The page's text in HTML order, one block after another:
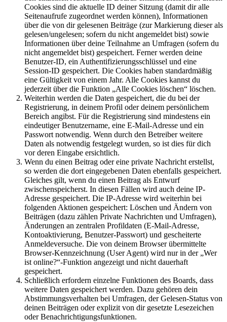
Cookies sind die aktuelle ID deiner Sitzung (damit dir alle
Seitenaufrufe zugeordnet werden können), Informationen
über die von dir gelesenen Beiträge (zur Markierung dieser als
gelesen/ungelesen; sofern du nicht angemeldet bist) sowie
Informationen über deine Teilnahme an Umfragen (sofern du
nicht angemeldet bist) gespeichert. Ferner werden deine
Benutzer-ID, ein Authentifizierungsschlüssel und eine
Session-ID gespeichert. Die Cookies haben standardmäßig
eine Gültigkeit von einem Jahr. Alle Cookies kannst du
jederzeit über die Funktion „Alle Cookies löschen“ löschen.
Weiterhin werden die Daten gespeichert, die du bei der
Registrierung, in deinem Profil oder deinem persönlichem
Bereich angibst. Für die Registrierung sind mindestens ein
eindeutiger Benutzername, eine E-Mail-Adresse und ein
Passwort notwendig. Wenn durch den Betreiber weitere
Daten als notwendig festgelegt wurden, so ist dies für dich
vor deren Eingabe ersichtlich.
Wenn du einen Beitrag oder eine private Nachricht erstellst,
so werden die dort eingegebenen Daten ebenfalls gespeichert.
Gleiches gilt, wenn du einen Beitrag als Entwurf
zwischenspeicherst. In diesen Fällen wird auch deine IP-
Adresse gespeichert. Die IP-Adresse wird weiterhin bei
folgenden Aktionen gespeichert: Löschen und Ändern von
Beiträgen (dazu zählen Private Nachrichten und Umfragen),
Änderungen an zentralen Profildaten (E-Mail-Adresse,
Kontoaktivierung, Benutzer-Passwort) und gescheiterte
Anmeldeversuche. Die von deinem Browser übermittelte
Browser-Kennzeichnung (User Agent) wird nur in der „Wer
ist online?“-Funktion angezeigt und nicht dauerhaft
gespeichert.
Schließlich erfordern einzelne Funktionen des Boards, dass
weitere Daten gespeichert werden. Dazu gehören dein
Abstimmungsverhalten bei Umfragen, der Gelesen-Status von
deinen Beiträgen oder explizit von dir gesetzte Lesezeichen
oder Benachrichtigungsfunktionen.